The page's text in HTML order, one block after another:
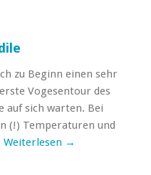
zu Beginn einen sehr
Vogesentour des
auf sich warten. Bei
(!) Temperaturen und
Weiterlesen →